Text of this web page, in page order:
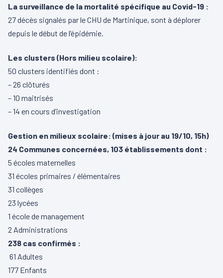
La surveillance de la mortalité spécifique au Covid-19 :
27 décès signalés par le CHU de Martinique, sont à déplorer
depuis le début de l’épidémie.
Les clusters (Hors milieu scolaire):
50 clusters identifiés dont :
– 26 clôturés
– 10 maitrisés
– 14 en cours d’investigation
Gestion en milieux scolaire: (mises à jour au 19/10, 15h)
24 Communes concernées, 103 établissements dont :
5 écoles maternelles
31 écoles primaires / élémentaires
31 collèges
23 lycées
1 école de management
2 Administrations
238 cas confirmés :
61 Adultes
177 Enfants